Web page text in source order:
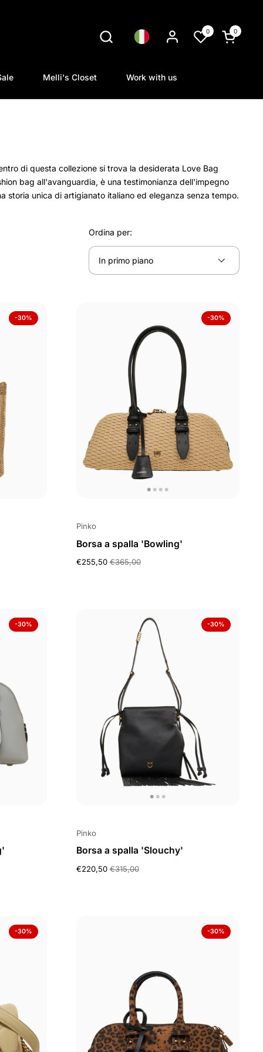
Lingua 0
Apri
0
Melli's Closet Work with us
di questa collezione si trova la desiderata Love Bag
bag all'avanguardia, è una testimonianza dell'impegno
storia unica di artigianato italiano ed eleganza senza tempo.
Ordina per:
-30%
Pinko
Borsa a spalla 'Bowling'
€255,50 €365,00
-30%
-30%
Pinko
Borsa a spalla 'Slouchy'
€220,50 €315,00
-30%
-30% -30%